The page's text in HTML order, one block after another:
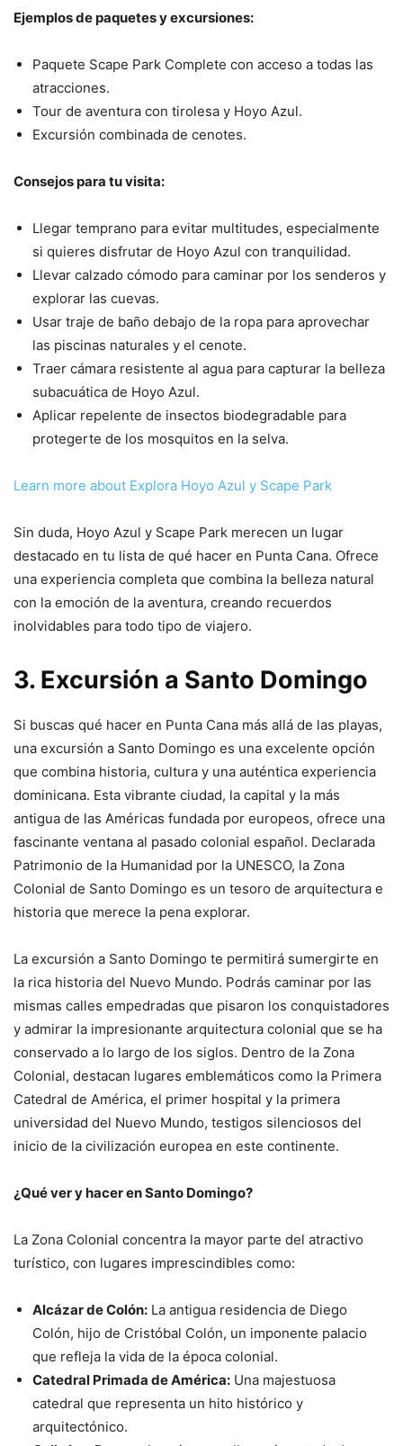
Ejemplos de paquetes y excursiones:
Paquete Scape Park Complete con acceso a todas las
atracciones.
Tour de aventura con tirolesa y Hoyo Azul.
Excursión combinada de cenotes.
Consejos para tu visita:
Llegar temprano para evitar multitudes, especialmente
si quieres disfrutar de Hoyo Azul con tranquilidad.
Llevar calzado cómodo para caminar por los senderos y
explorar las cuevas.
Usar traje de baño debajo de la ropa para aprovechar
las piscinas naturales y el cenote.
Traer cámara resistente al agua para capturar la belleza
subacuática de Hoyo Azul.
Aplicar repelente de insectos biodegradable para
protegerte de los mosquitos en la selva.
Learn more about Explora Hoyo Azul y Scape Park
Sin duda, Hoyo Azul y Scape Park merecen un lugar
destacado en tu lista de qué hacer en Punta Cana. Ofrece
una experiencia completa que combina la belleza natural
con la emoción de la aventura, creando recuerdos
inolvidables para todo tipo de viajero.
3. Excursión a Santo Domingo
Si buscas qué hacer en Punta Cana más allá de las playas,
una excursión a Santo Domingo es una excelente opción
que combina historia, cultura y una auténtica experiencia
dominicana. Esta vibrante ciudad, la capital y la más
antigua de las Américas fundada por europeos, ofrece una
fascinante ventana al pasado colonial español. Declarada
Patrimonio de la Humanidad por la UNESCO, la Zona
Colonial de Santo Domingo es un tesoro de arquitectura e
historia que merece la pena explorar.
La excursión a Santo Domingo te permitirá sumergirte en
la rica historia del Nuevo Mundo. Podrás caminar por las
mismas calles empedradas que pisaron los conquistadores
y admirar la impresionante arquitectura colonial que se ha
conservado a lo largo de los siglos. Dentro de la Zona
Colonial, destacan lugares emblemáticos como la Primera
Catedral de América, el primer hospital y la primera
universidad del Nuevo Mundo, testigos silenciosos del
inicio de la civilización europea en este continente.
¿Qué ver y hacer en Santo Domingo?
La Zona Colonial concentra la mayor parte del atractivo
turístico, con lugares imprescindibles como:
Alcázar de Colón: La antigua residencia de Diego
Colón, hijo de Cristóbal Colón, un imponente palacio
que refleja la vida de la época colonial.
Catedral Primada de América: Una majestuosa
catedral que representa un hito histórico y
arquitectónico.